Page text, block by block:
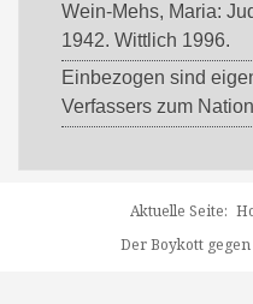
Wein-Mehs, Maria:
1942. Wittlich 1996.
Einbezogen sind
Verfassers zum
Aktuelle Seite:
Der Boykott